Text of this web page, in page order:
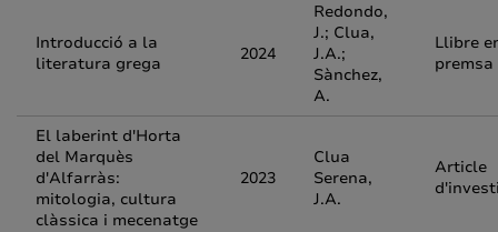
Introducció a la
literatura grega
2024
Redondo,
J.; Clua,
J.A.;
Sànchez,
A.
Llibre
premsa
El laberint d'Horta
del Marquès
d'Alfarràs:
mitologia, cultura
clàssica i mecenatge
2023
Clua
Serena,
J.A.
Article